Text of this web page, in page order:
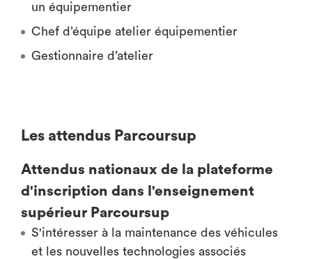
un équipementier
Chef d’équipe atelier équipementier
Gestionnaire d’atelier
Les attendus Parcoursup
Attendus nationaux de la plateforme
d'inscription dans l'enseignement
supérieur Parcoursup
S'intéresser à la maintenance des véhicules
et les nouvelles technologies associés